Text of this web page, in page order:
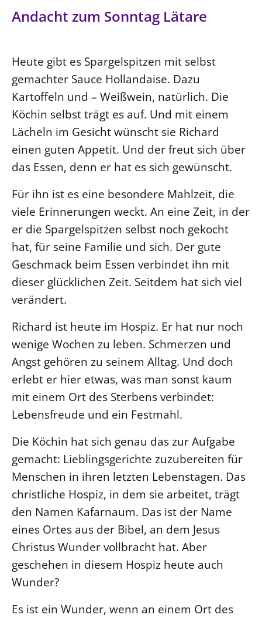
Andacht zum Sonntag Lätare
Heute gibt es Spargelspitzen mit selbst
gemachter Sauce Hollandaise. Dazu
Kartoffeln und – Weißwein, natürlich. Die
Köchin selbst trägt es auf. Und mit einem
Lächeln im Gesicht wünscht sie Richard
einen guten Appetit. Und der freut sich über
das Essen, denn er hat es sich gewünscht.
Für ihn ist es eine besondere Mahlzeit, die
viele Erinnerungen weckt. An eine Zeit, in der
er die Spargelspitzen selbst noch gekocht
hat, für seine Familie und sich. Der gute
Geschmack beim Essen verbindet ihn mit
dieser glücklichen Zeit. Seitdem hat sich viel
verändert.
Richard ist heute im Hospiz. Er hat nur noch
wenige Wochen zu leben. Schmerzen und
Angst gehören zu seinem Alltag. Und doch
erlebt er hier etwas, was man sonst kaum
mit einem Ort des Sterbens verbindet:
Lebensfreude und ein Festmahl.
Die Köchin hat sich genau das zur Aufgabe
gemacht: Lieblingsgerichte zuzubereiten für
Menschen in ihren letzten Lebenstagen. Das
christliche Hospiz, in dem sie arbeitet, trägt
den Namen Kafarnaum. Das ist der Name
eines Ortes aus der Bibel, an dem Jesus
Christus Wunder vollbracht hat. Aber
geschehen in diesem Hospiz heute auch
Wunder?
Es ist ein Wunder, wenn an einem Ort des
Kirche und Finanzen
LANDESKIRCHENAMT
Willkommen
Kollegium
Abteilungen des Landeskirchenamts
Rechnungsprüfungsamt
Fachstelle Sexualisierte Gewalt
Kirchenämter
Gleichstellung
Datenschutz
Geschäftsstelle Landessynode
LANDESSYNODE
27. Landessynode
Kontakt
Hintergrund
MITARBEIT
Beruf
BIBLIOTHEK & ARCHIV
SERVICE
Älterwerden im Pfarrberuf
Beteiligungsverfahren
Beschwerdestellen
Ephoralbüro
Finanzplanung
Evangelische Kirche
Positionen
Ökumene
Religionen
Gegen Gewalt
Nachhaltigkeit
Erneuerbare Energien
Mobilität
Naturschutz
Gebäude
Impressum
Kontakt
Barrierefreiheit
Presse
Freie Stellen
Service für Gemeinden
Suche